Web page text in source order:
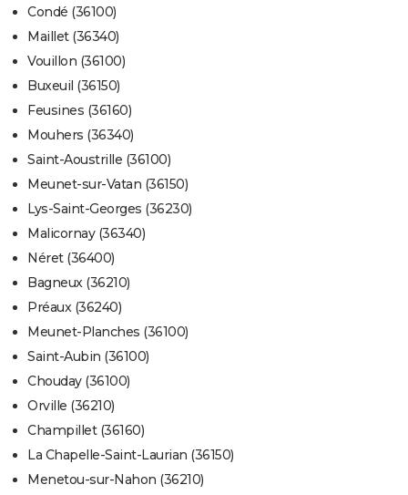
Condé (36100)
Maillet (36340)
Vouillon (36100)
Buxeuil (36150)
Feusines (36160)
Mouhers (36340)
Saint-Aoustrille (36100)
Meunet-sur-Vatan (36150)
Lys-Saint-Georges (36230)
Malicornay (36340)
Néret (36400)
Bagneux (36210)
Préaux (36240)
Meunet-Planches (36100)
Saint-Aubin (36100)
Chouday (36100)
Orville (36210)
Champillet (36160)
La Chapelle-Saint-Laurian (36150)
Menetou-sur-Nahon (36210)